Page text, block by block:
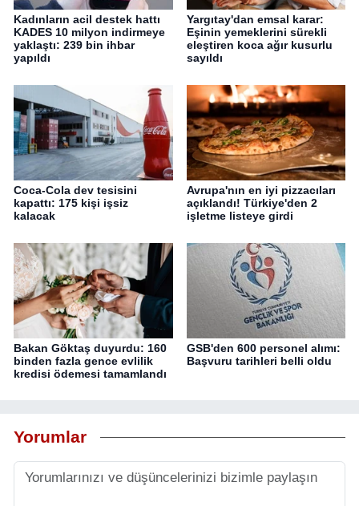
Kadınların acil destek hattı
KADES 10 milyon indirmeye
yaklaştı: 239 bin ihbar
yapıldı
Yargıtay'dan emsal karar:
Eşinin yemeklerini sürekli
eleştiren koca ağır kusurlu
sayıldı
Coca-Cola dev tesisini
kapattı: 175 kişi işsiz
kalacak
Avrupa'nın en iyi pizzacıları
açıklandı! Türkiye'den 2
işletme listeye girdi
Bakan Göktaş duyurdu: 160
binden fazla gence evlilik
kredisi ödemesi tamamlandı
GSB'den 600 personel alımı:
Başvuru tarihleri belli oldu
Yorumlar